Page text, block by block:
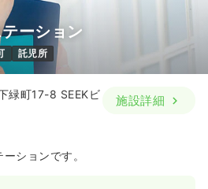
円
45分）
円以上可
ーション
託児所
緑町17-8 SEEKビ
施設詳細
ションです。